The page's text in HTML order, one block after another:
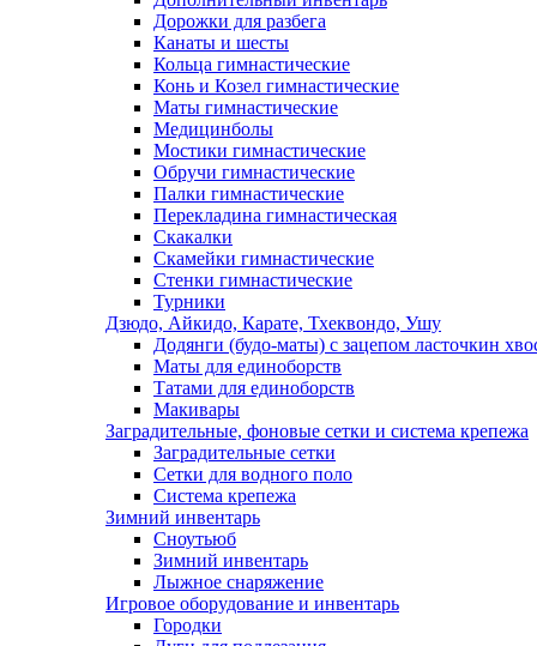
Дорожки для разбега
Канаты и шесты
Кольца гимнастические
Конь и Козел гимнастические
Маты гимнастические
Медицинболы
Мостики гимнастические
Обручи гимнастические
Палки гимнастические
Перекладина гимнастическая
Скакалки
Скамейки гимнастические
Стенки гимнастические
Турники
Дзюдо, Айкидо, Карате, Тхеквондо, Ушу
Додянги (будо-маты) с зацепом ласточкин
Маты для единоборств
Татами для единоборств
Макивары
Заградительные, фоновые сетки и система крепежа
Заградительные сетки
Сетки для водного поло
Система крепежа
Зимний инвентарь
Сноутьюб
Зимний инвентарь
Лыжное снаряжение
Игровое оборудование и инвентарь
Городки